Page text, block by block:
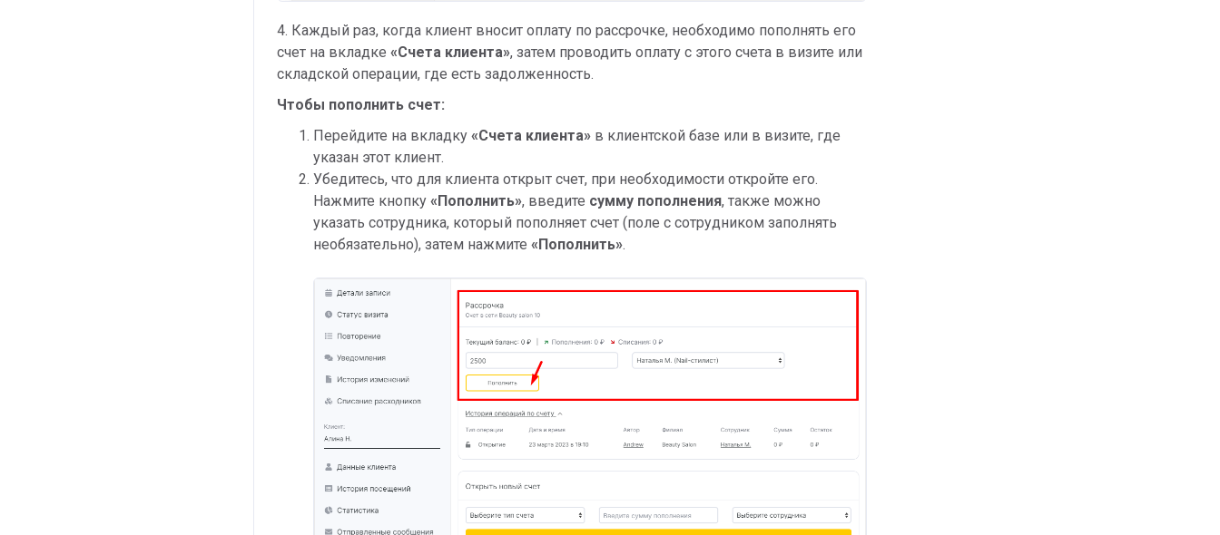
4. Каждый раз, когда клиент вносит оплату по рассрочке, необходимо пополнять его
счет на вкладке «Счета клиента», затем проводить оплату с этого счета в визите или
складской операции, где есть задолженность.
Чтобы пополнить счет:
Перейдите на вкладку «Счета клиента» в клиентской базе или в визите, где
указан этот клиент.
Убедитесь, что для клиента открыт счет, при необходимости откройте его.
Нажмите кнопку «Пополнить», введите сумму пополнения, также можно
указать сотрудника, который пополняет счет (поле с сотрудником заполнять
необязательно), затем нажмите «Пополнить».